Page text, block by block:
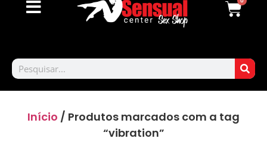
Início / Produtos marcados com a tag
“vibration”